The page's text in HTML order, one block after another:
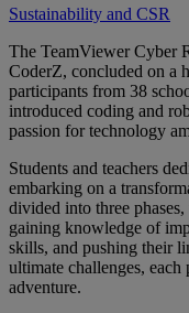
Sustainability and CSR
The TeamViewer Cyber
CoderZ, concluded on a
participants from 38
introduced coding and
passion for technology
Students and teachers
embarking on a
divided into three
gaining knowledge of
skills, and pushing their
ultimate challenges, each
adventure.